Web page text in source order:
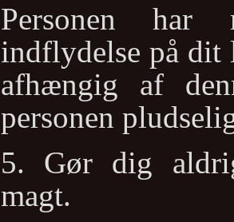
Personen har
indflydelse på
afhængig af
personen
5. Gør dig
magt.